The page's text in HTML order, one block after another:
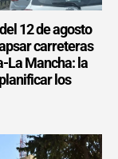
12 de agosto
carreteras
La Mancha: la
los